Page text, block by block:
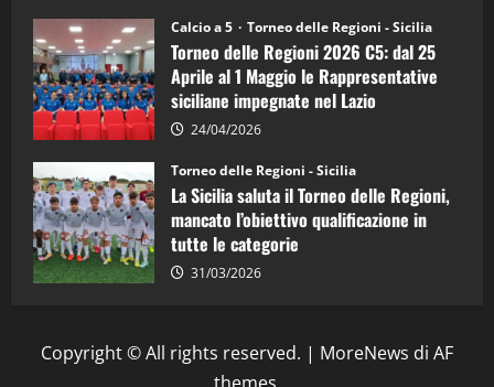
Calcio a 5 Torneo delle Regioni - Sicilia
Torneo delle Regioni 2026 C5: dal 25
Aprile al 1 Maggio le Rappresentative
siciliane impegnate nel Lazio
24/04/2026
Torneo delle Regioni - Sicilia
La Sicilia saluta il Torneo delle Regioni,
mancato l’obiettivo qualificazione in
tutte le categorie
31/03/2026
Copyright © All rights reserved. | MoreNews di AF